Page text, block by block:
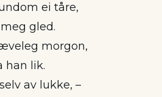
ei tåre,
gled.
morgon,
han lik.
av lukke, –